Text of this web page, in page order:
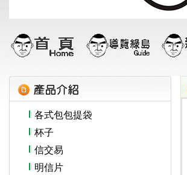
各式包包提袋
杯子
信交易
明信片